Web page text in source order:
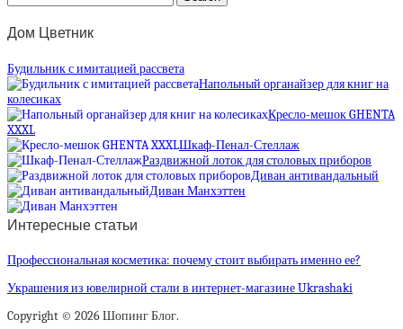
Дом Цветник
Будильник с имитацией рассвета
Напольный органайзер для книг на
колесиках
Кресло-мешок GHENTA
XXXL
Шкаф-Пенал-Стеллаж
Раздвижной лоток для столовых приборов
Диван антивандальный
Диван Манхэттен
Интересные статьи
Профессиональная косметика: почему стоит выбирать именно ее?
Украшения из ювелирной стали в интернет-магазине Ukrashaki
Copyright © 2026 Шопинг Блог.